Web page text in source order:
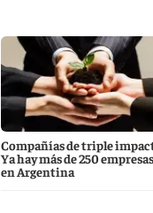
Compañías de triple
Ya hay más de 250
en Argentina